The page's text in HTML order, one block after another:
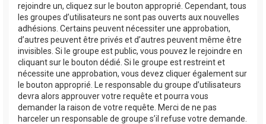
rejoindre un, cliquez sur le bouton approprié. Cependant, tous
les groupes d’utilisateurs ne sont pas ouverts aux nouvelles
adhésions. Certains peuvent nécessiter une approbation,
d’autres peuvent être privés et d’autres peuvent même être
invisibles. Si le groupe est public, vous pouvez le rejoindre en
cliquant sur le bouton dédié. Si le groupe est restreint et
nécessite une approbation, vous devez cliquer également sur
le bouton approprié. Le responsable du groupe d’utilisateurs
devra alors approuver votre requête et pourra vous
demander la raison de votre requête. Merci de ne pas
harceler un responsable de groupe s’il refuse votre demande.